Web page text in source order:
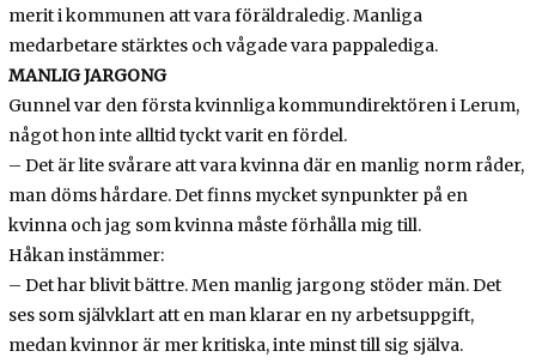
merit i kommunen att vara föräldraledig. Manliga
medarbetare stärktes och vågade vara pappalediga.
MANLIG JARGONG
Gunnel var den första kvinnliga kommundirektören i Lerum,
något hon inte alltid tyckt varit en fördel.
– Det är lite svårare att vara kvinna där en manlig norm råder,
man döms hårdare. Det finns mycket synpunkter på en
kvinna och jag som kvinna måste förhålla mig till.
Håkan instämmer:
– Det har blivit bättre. Men manlig jargong stöder män. Det
ses som självklart att en man klarar en ny arbetsuppgift,
medan kvinnor är mer kritiska, inte minst till sig själva.